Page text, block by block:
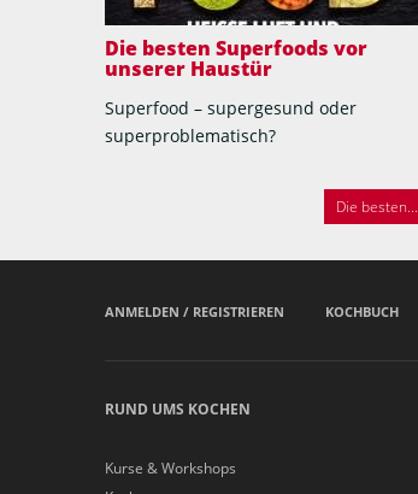
Die besten Superfoods vor
unserer Haustür
Superfood – supergesund oder
superproblematisch?
Die besten...
ANMELDEN / REGISTRIEREN KOCHBUCH
RUND UMS KOCHEN
Kurse & Workshops